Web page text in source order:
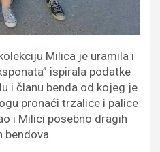
Milica je uramila i
ispirala podatke
i članu benda od kojeg je
pronaći trzalice i palice
i Milici posebno dragih
bendova.